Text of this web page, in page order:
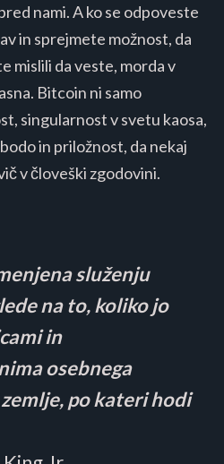
nami. A ko se odpoveste
in sprejmete možnost, da
mislili da veste, morda v
Bitcoin ni samo
singularnost v svetu kaosa,
in priložnost, da nekaj
v človeški zgodovini.
služenju
na to, koliko jo
in
osebnega
po kateri hodi